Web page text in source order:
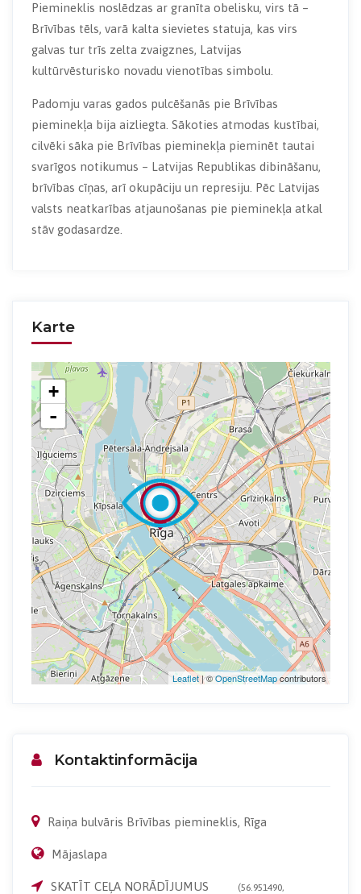
Piemineklis noslēdzas ar granīta obelisku, virs tā –
Brīvības tēls, varā kalta sievietes statuja, kas virs
galvas tur trīs zelta zvaigznes, Latvijas
kultūrvēsturisko novadu vienotības simbolu.
Padomju varas gados pulcēšanās pie Brīvības
pieminekļa bija aizliegta. Sākoties atmodas kustībai,
cilvēki sāka pie Brīvības pieminekļa pieminēt tautai
svarīgos notikumus – Latvijas Republikas dibināšanu,
brīvības cīņas, arī okupāciju un represiju. Pēc Latvijas
valsts neatkarības atjaunošanas pie pieminekļa atkal
stāv godasardze.
Karte
+
-
Leaflet| ©OpenStreetMapcontributors
Kontaktinformācija
Raiņa bulvāris Brīvības piemineklis, Rīga
Mājaslapa
SKATĪT CEĻA NORĀDĪJUMUS
(56.951490,